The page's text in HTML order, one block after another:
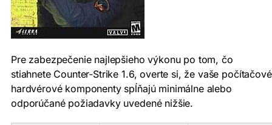
Pre zabezpečenie najlepšieho výkonu po tom, čo
stiahnete Counter‑Strike 1.6, overte si, že vaše počítačové
hardvérové komponenty spĺňajú minimálne alebo
odporúčané požiadavky uvedené nižšie.